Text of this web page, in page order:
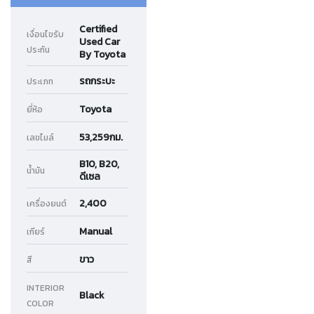
เงื่อนไขรับ
ประกัน
Certified
Used Car
By Toyota
ประเภท รถกระบะ
ยี่ห้อ Toyota
เลขไมล์ 53,259กม.
น้ำมัน
B10, B20,
ดีเซล
เครื่องยนต์ 2,400
เกียร์ Manual
สี ขาว
INTERIOR
COLOR
Black